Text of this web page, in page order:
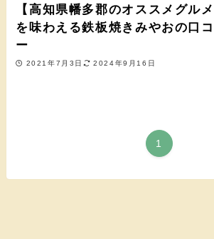
【高知県幡多郡のオススメグル
を味わえる鉄板焼きみやおの口
ー
2021年7月3日 2024年9月16日
1